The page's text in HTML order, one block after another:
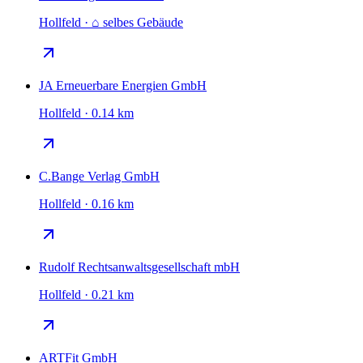
Hollfeld · ⌂ selbes Gebäude
JA Erneuerbare Energien GmbH
Hollfeld · 0.14 km
C.Bange Verlag GmbH
Hollfeld · 0.16 km
Rudolf Rechtsanwaltsgesellschaft mbH
Hollfeld · 0.21 km
ARTFit GmbH